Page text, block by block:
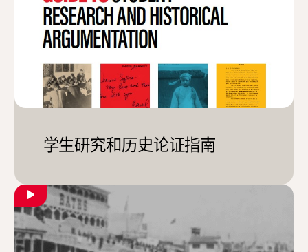
学生研究和历史论证指南